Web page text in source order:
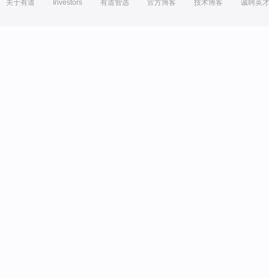
关于有道 Investors 有道智选 官方博客 技术博客 诚聘英才